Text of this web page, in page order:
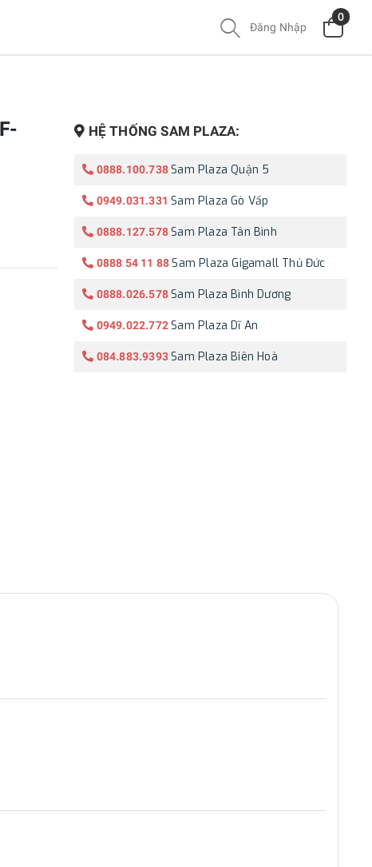
Đăng Nhập
0
HỆ THỐNG SAM PLAZA:
0888.100.738 Sam Plaza Quận 5
0949.031.331 Sam Plaza Gò Vấp
0888.127.578 Sam Plaza Tân Bình
0888 54 11 88 Sam Plaza Gigamall Thủ Đức
0888.026.578 Sam Plaza Bình Dương
0949.022.772 Sam Plaza Dĩ An
084.883.9393 Sam Plaza Biên Hoà